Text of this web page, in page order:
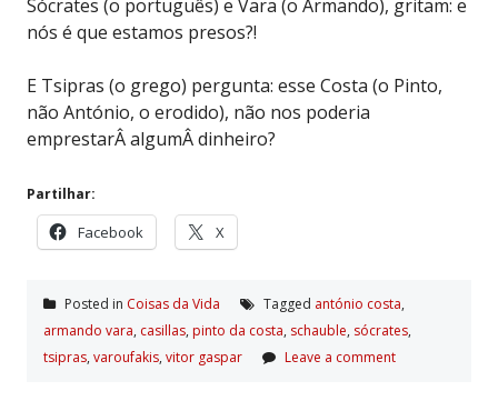
Sócrates (o português) e Vara (o Armando), gritam: e
nós é que estamos presos?!
E Tsipras (o grego) pergunta: esse Costa (o Pinto,
não António, o erodido), não nos poderia
emprestarÂ algumÂ dinheiro?
Partilhar:
Facebook X
Posted in Coisas da Vida Tagged antónio costa,
armando vara, casillas, pinto da costa, schauble, sócrates,
tsipras, varoufakis, vitor gaspar Leave a comment